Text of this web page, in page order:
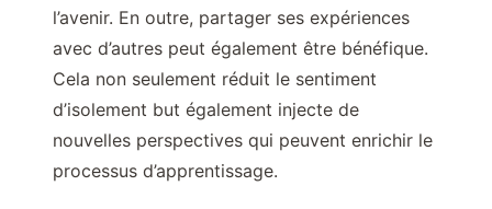
l’avenir. En outre, partager ses expériences
avec d’autres peut également être bénéfique.
Cela non seulement réduit le sentiment
d’isolement but également injecte de
nouvelles perspectives qui peuvent enrichir le
processus d’apprentissage.